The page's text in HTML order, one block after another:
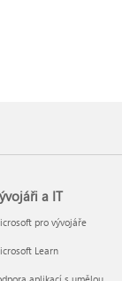
a IT
pro vývojáře
Learn